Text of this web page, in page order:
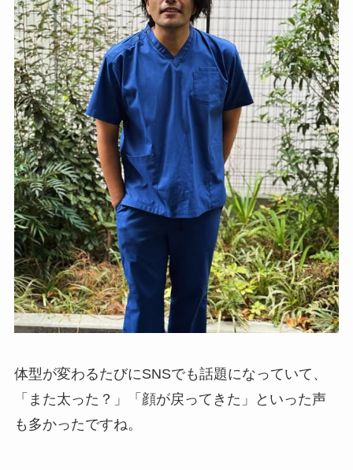
体型が変わるたびにSNSでも話題になっていて、
「また太った？」「顔が戻ってきた」といった声
も多かったですね。